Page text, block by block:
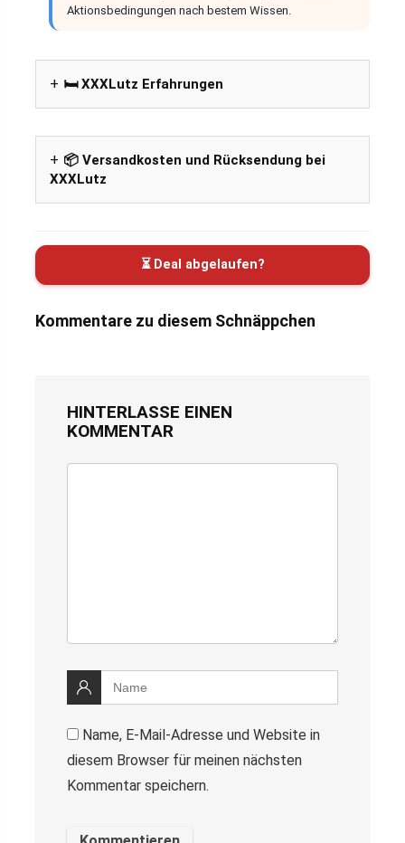
Aktionsbedingungen nach bestem Wissen.
🛏️ XXXLutz Erfahrungen
📦 Versandkosten und Rücksendung bei
XXXLutz
⏳ Deal abgelaufen?
Kommentare zu diesem Schnäppchen
HINTERLASSE EINEN
KOMMENTAR
Name, E-Mail-Adresse und Website in
diesem Browser für meinen nächsten
Kommentar speichern.